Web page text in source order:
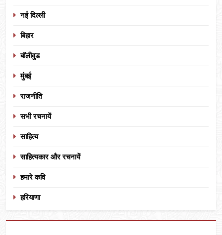
नई दिल्ली
बिहार
बॉलीवुड
मुंबई
राजनीति
सभी रचनायें
साहित्य
साहित्यकार और रचनायें
हमारे कवि
हरियाणा